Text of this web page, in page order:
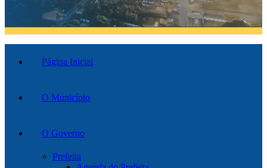
Página Inicial
O Município
O Governo
Prefeita